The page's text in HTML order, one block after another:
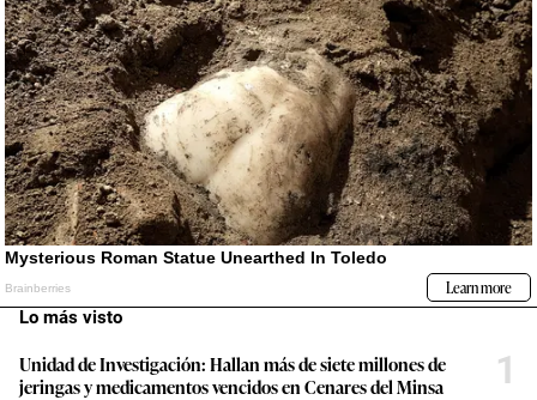
Lo más visto
Unidad de Investigación: Hallan más de siete millones de
jeringas y medicamentos vencidos en Cenares del Minsa
1